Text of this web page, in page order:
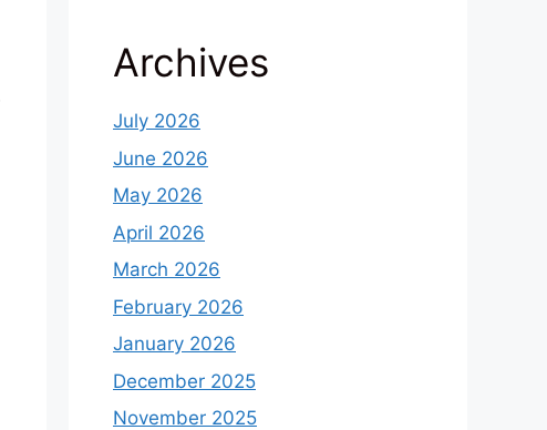
Archives
July 2026
June 2026
May 2026
April 2026
March 2026
February 2026
January 2026
December 2025
November 2025